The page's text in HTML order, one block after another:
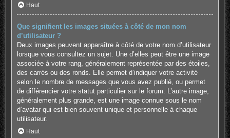
Haut
Que signifient les images situées à côté de mon nom
d’utilisateur ?
Deux images peuvent apparaître à côté de votre nom d’utilisateur
lorsque vous consultez un sujet. Une d’elles peut être une image
associée à votre rang, généralement représentée par des étoiles,
des carrés ou des ronds. Elle permet d’indiquer votre activité
selon le nombre de messages que vous avez publié, ou permet
de différencier votre statut particulier sur le forum. L’autre image,
généralement plus grande, est une image connue sous le nom
d’avatar qui est bien souvent unique et personnelle à chaque
utilisateur.
Haut